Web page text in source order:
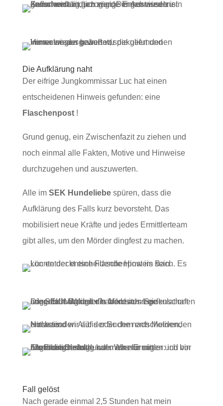
Die Aufklärung naht
Der eifrige Jungkommissar Luc hat einen
entscheidenen Hinweis gefunden: eine
Flaschenpost !
Grund genug, ein Zwischenfazit zu ziehen und
noch einmal alle Fakten, Motive und Hinweise
durchzugehen und auszuwerten.
Alle im SEK Hundeliebespüren, dass die
Aufklärung des Falls kurz bevorsteht. Das
mobilisiert neue Kräfte und jedes Ermittlerteam
gibt alles, um den Mörder dingfest zu machen.
Fall gelöst
Nach gerade einmal 2,5 Stunden hat mein